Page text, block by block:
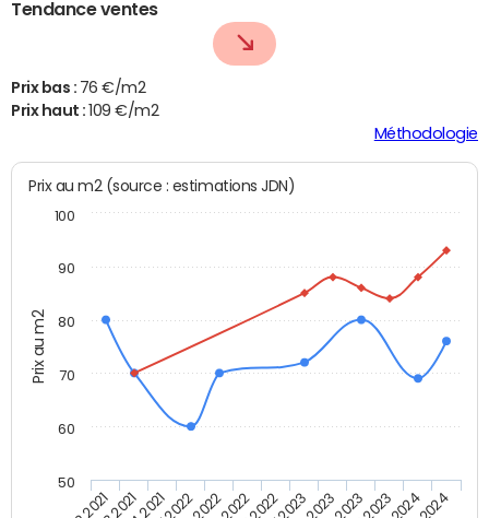
Tendance ventes
Prix bas : 76 €/m2
Prix haut : 109 €/m2
Méthodologie
Prix au m2
Prix au m2 (source : estimations JDN)
50
60
70
80
90
100